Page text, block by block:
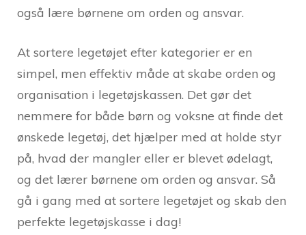
også lære børnene om orden og ansvar.
At sortere legetøjet efter kategorier er en
simpel, men effektiv måde at skabe orden og
organisation i legetøjskassen. Det gør det
nemmere for både børn og voksne at finde det
ønskede legetøj, det hjælper med at holde styr
på, hvad der mangler eller er blevet ødelagt,
og det lærer børnene om orden og ansvar. Så
gå i gang med at sortere legetøjet og skab den
perfekte legetøjskasse i dag!